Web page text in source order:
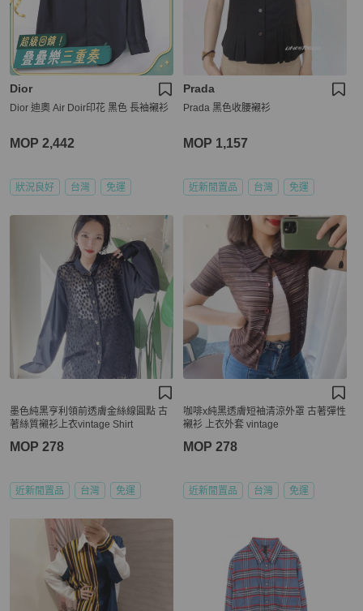
Dior
Dior 迪奧 Air Doir印花 黑色 長袖襯衫
MOP 2,442
狀況良好 台灣 免運
Prada
Prada 黑色收腰襯衫
MOP 1,157
近新閒置品 台灣 免運
墨色純黑亨利領前透膚金絲線圓點 古
著絲質襯衫上衣vintage Shirt
MOP 278
近新閒置品 台灣 免運
咖啡x純黑透膚短袖清涼外罩 古著彈性
襯衫 上衣外套 vintage
MOP 278
近新閒置品 台灣 免運